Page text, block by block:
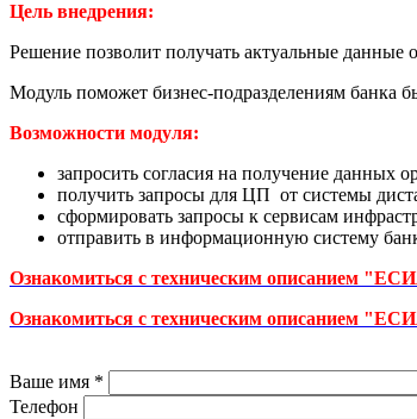
Цель внедрения:
Решение позволит получать актуальные
Модуль поможет бизнес-подразделениям банка
Возможности модуля:
запросить согласия на получение
получить запросы для ЦП от системы
сформировать запросы к сервисам
отправить в информационную систему
Ознакомиться с техническим описанием
Ознакомиться с техническим описанием
Ваше имя *
Телефон